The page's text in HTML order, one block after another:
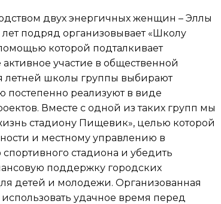
двух энергичных женщин – Эллы
подряд организовывает «Школу
которой подталкивает
участие в общественной
школы группы выбирают
постепенно реализуют в виде
Вместе с одной из таких групп мы
стадиону Пищевик», целью которой
и местному управлению в
стадиона и убедить
поддержку городских
детей и молодежи. Организованная
удачное время перед